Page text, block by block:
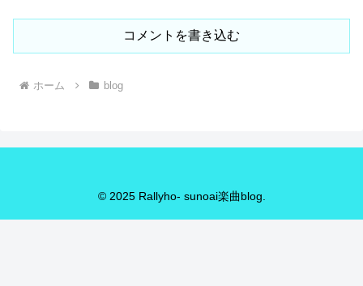
コメントを書き込む
ホーム blog
© 2025 Rallyho- sunoai楽曲blog.